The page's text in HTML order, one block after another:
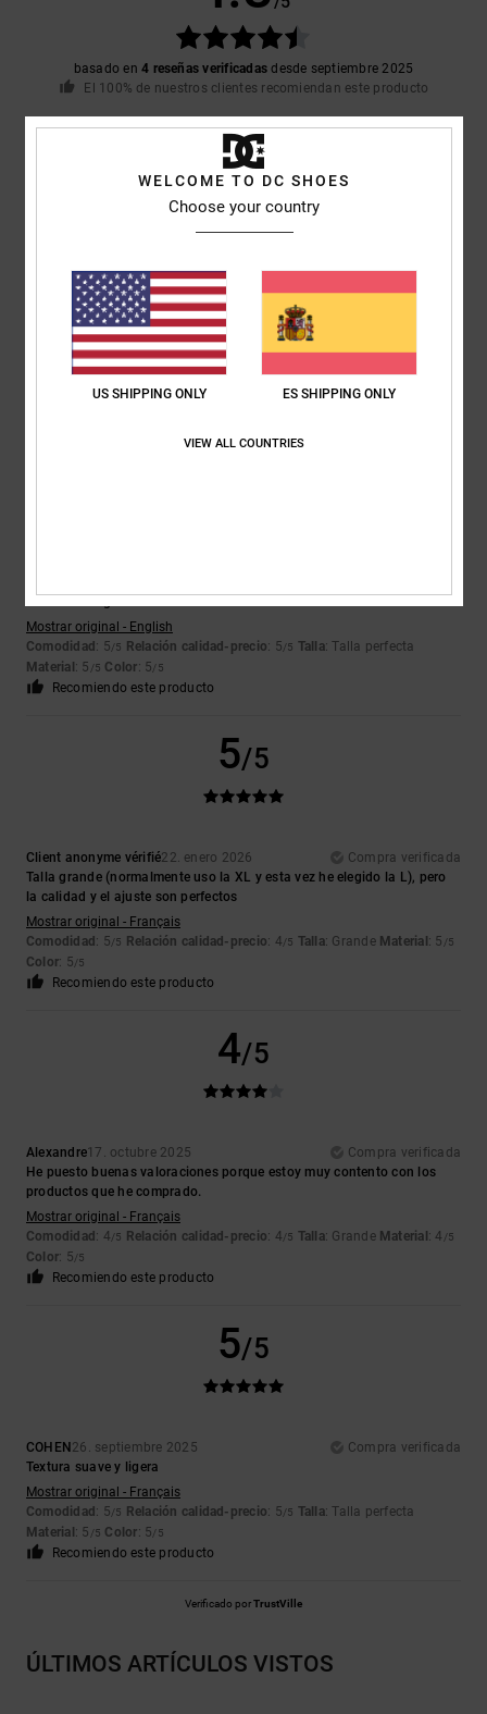
basado en4 reseñas verificadas desde septiembre 2025
El 100% de nuestros clientes recomiendan este producto
Relación calidad-precio
5
Mostrar original - English
Comodidad : 5/5 Relación calidad-precio: 5/5 Talla: Talla perfecta
Material : 5 /5 Color: 5/5
Recomiendo este producto
5/5
Client anonyme vérifié22. enero 2026
Compra verificada
Talla grande (normalmente uso la XL y esta vez he elegido la L), pero
la calidad y el ajuste son perfectos
Mostrar original - Français
Comodidad : 5/5 Relación calidad-precio: 4/5 Talla: Grande Material : 5 /5
Color: 5/5
Recomiendo este producto
4/5
Alexandre17. octubre 2025
Compra verificada
He puesto buenas valoraciones porque estoy muy contento con los
productos que he comprado.
Mostrar original - Français
Comodidad : 4/5 Relación calidad-precio: 4/5 Talla: Grande Material : 4 /5
Color: 5/5
Recomiendo este producto
5/5
COHEN 26. septiembre 2025
Compra verificada
Textura suave y ligera
Mostrar original - Français
Comodidad : 5/5 Relación calidad-precio: 5/5 Talla: Talla perfecta
Material : 5 /5 Color: 5/5
Recomiendo este producto
Verificado porTrustVille
ÚLTIMOS ARTÍCULOS VISTOS
WELCOME TO DC SHOES
Choose your country
US SHIPPING ONLY ES SHIPPING ONLY
VIEW ALL COUNTRIES